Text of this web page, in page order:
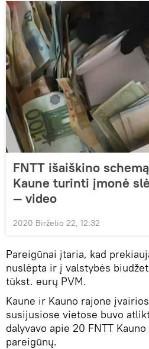
FNTT išaiškino
Kaune turinti įmonė
— video
2020 Birželio 22, 12:32
Pareigūnai įtaria, kad
nuslėpta ir į valstybės
tūkst. eurų PVM.
Kaune ir Kauno rajone
susijusiose vietose buvo
dalyvavo apie 20 FNTT
pareigūnų.